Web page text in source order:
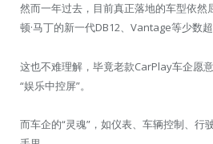
然而一年过去，目前真正落地的车型依然
顿·马丁的新一代DB12、Vantage等少数超
这也不难理解，毕竟老款CarPlay车企愿
“娱乐中控屏”。
而车企的“灵魂”，如仪表、车辆控制、行